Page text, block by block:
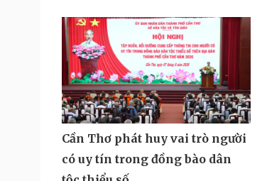
Cần Thơ phát huy vai trò người
có uy tín trong đồng bào dân